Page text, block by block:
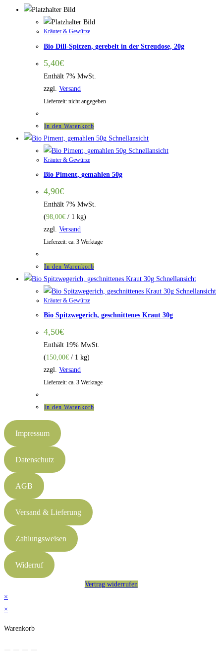
Kräuter & Gewürze
Bio Dill-Spitzen, gerebelt in der Streudose, 20g
5,40€
Enthält 7% MwSt.
zzgl. Versand
Lieferzeit: nicht angegeben
In den Warenkorb
Schnellansicht
Schnellansicht
Kräuter & Gewürze
Bio Piment, gemahlen 50g
4,90€
Enthält 7% MwSt.
(98,00€ / 1 kg)
zzgl. Versand
Lieferzeit: ca. 3 Werktage
In den Warenkorb
Schnellansicht
Schnellansicht
Kräuter & Gewürze
Bio Spitzwegerich, geschnittenes Kraut 30g
4,50€
Enthält 19% MwSt.
(150,00€ / 1 kg)
zzgl. Versand
Lieferzeit: ca. 3 Werktage
In den Warenkorb
Impressum
Datenschutz
AGB
Versand & Lieferung
Zahlungsweisen
Widerruf
Vertrag widerrufen
×
×
Warenkorb